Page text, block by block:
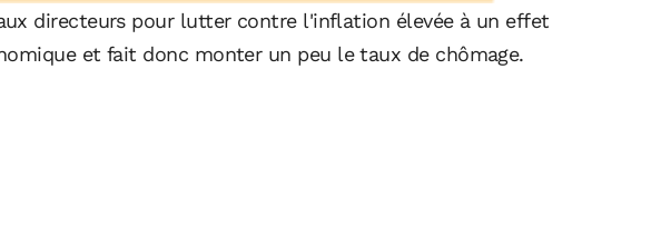
directeurs pour lutter contre l'inflation élevée à un effet
et fait donc monter un peu le taux de chômage.